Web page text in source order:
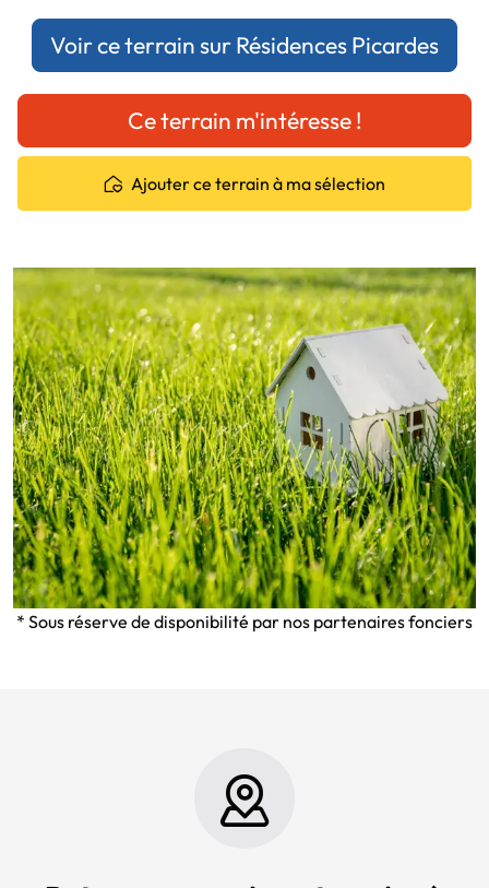
Voir ce terrain sur Résidences Picardes
Ce terrain m'intéresse !
Ajouter ce terrain à ma sélection
* Sous réserve de disponibilité par nos partenaires fonciers